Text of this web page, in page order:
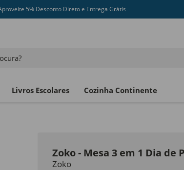
5% Desconto Direto e Entrega Grátis
Livros Escolares Cozinha Continente
Zoko - Mesa 3 em 1 Dia de
Zoko